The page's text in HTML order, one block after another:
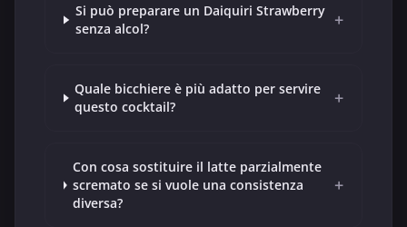
Si può preparare un Daiquiri Strawberry
senza alcol?
+
Quale bicchiere è più adatto per servire
questo cocktail?
+
Con cosa sostituire il latte parzialmente
scremato se si vuole una consistenza
diversa?
+